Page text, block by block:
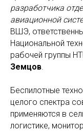
разработчика
авиационной
ВШЭ,
Национальной
рабочей группы
Земцов.
Беспилотные
целого спектра
применяются в
логистике,